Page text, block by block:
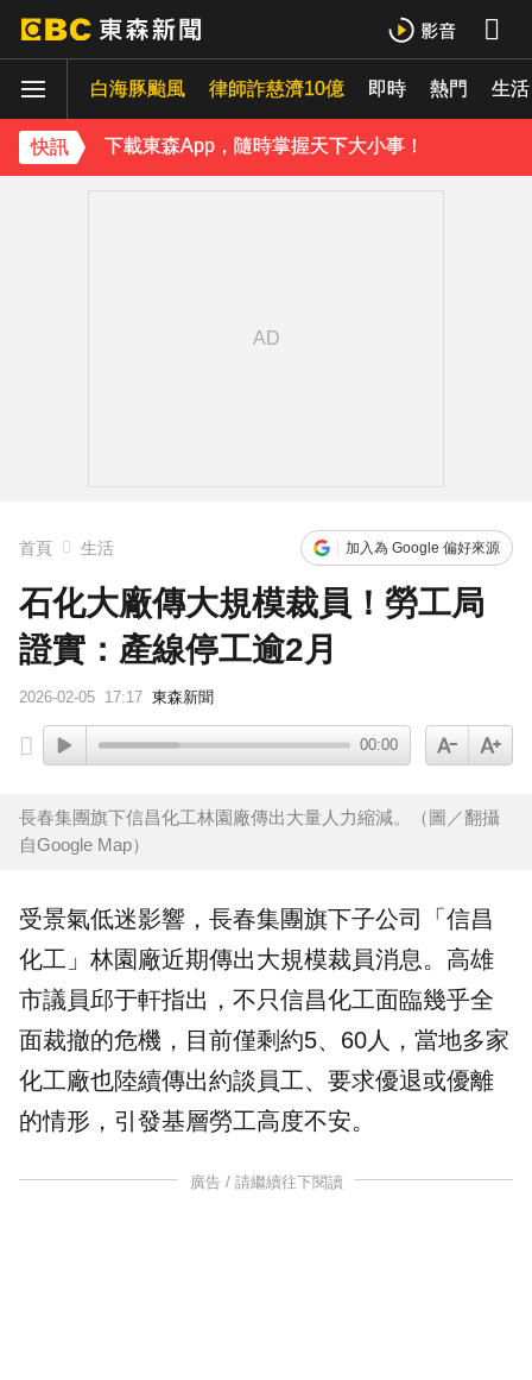
白海豚颱風 律師詐慈濟10億 即時 熱門 生活
快訊
下載東森App，隨時掌握天下大小事！
MLB／大谷10局致勝安當救世主！道奇險勝響尾蛇終止7連敗
下載東森App，隨時掌握天下大小事！
首頁 生活 加入為 Google 偏好來源
石化大廠傳大規模裁員！勞工局
證實：產線停工逾2月
2026-02-05 17:17 東森新聞
00:00
長春集團旗下信昌化工林園廠傳出大量人力縮減。（圖／翻攝
自Google Map）
受景氣低迷影響，長春集團旗下子公司「 信昌
化工 」林園廠近期傳出大規模裁員消息。高雄
市議員邱于軒指出，不只信昌化工面臨幾乎全
面裁撤的危機，目前僅剩約5、60人，當地多家
化工廠也陸續傳出約談員工、要求優退或優離
的情形，引發基層勞工高度不安。
廣告 / 請繼續往下閱讀